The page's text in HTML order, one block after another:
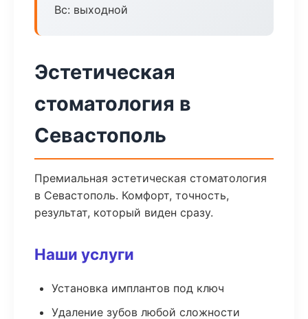
Вс: выходной
Эстетическая
стоматология в
Севастополь
Премиальная эстетическая стоматология
в Севастополь. Комфорт, точность,
результат, который виден сразу.
Наши услуги
Установка имплантов под ключ
Удаление зубов любой сложности